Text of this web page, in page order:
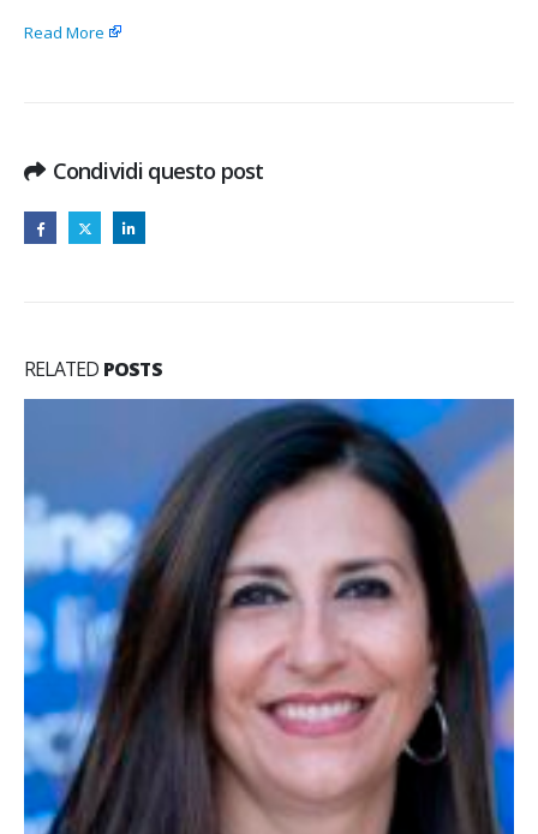
Read More
Condividi questo post
RELATED POSTS